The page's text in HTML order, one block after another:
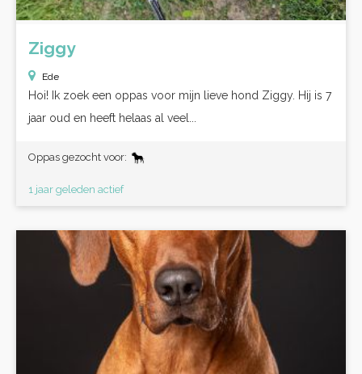
Ziggy
Ede
Hoi! Ik zoek een oppas voor mijn lieve hond Ziggy. Hij is 7
jaar oud en heeft helaas al veel...
Oppas gezocht voor:
1 jaar geleden actief